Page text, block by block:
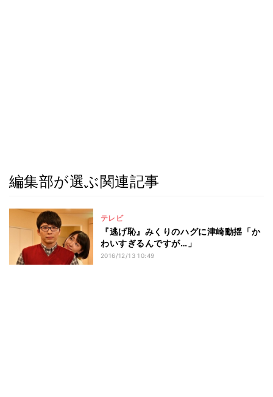
編集部が選ぶ関連記事
テレビ
『逃げ恥』みくりのハグに津崎動揺「か
わいすぎるんですが…」
2016/12/13 10:49